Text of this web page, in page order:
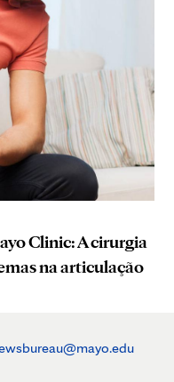
Clinic: A cirurgia
na articulação